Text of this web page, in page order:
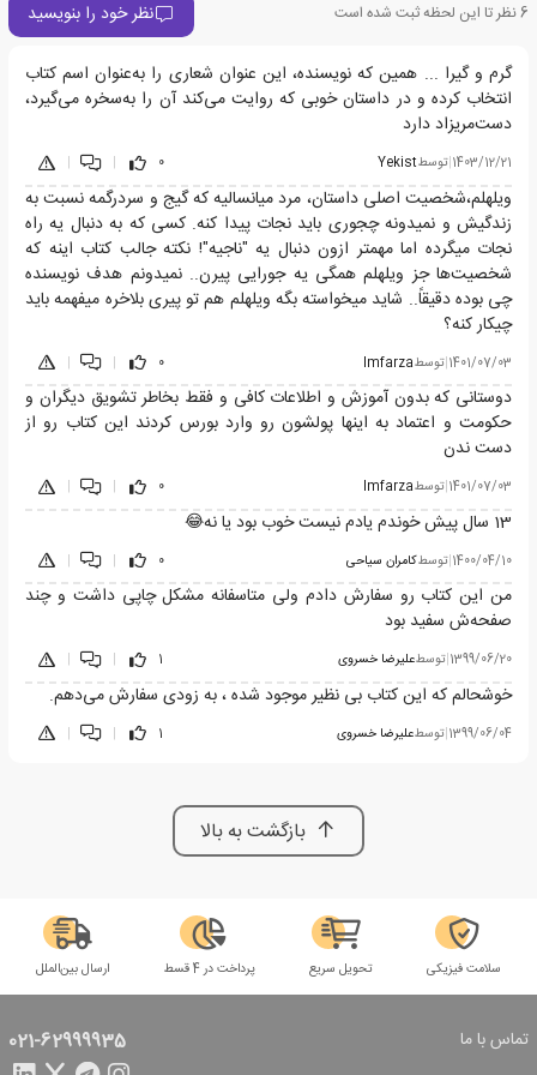
6نظر تا این لحظه ثبت شده است نظر خود را بنویسید
گرم و گیرا ... همین که نویسنده، این عنوان شعاری را به‌عنوان اسم کتاب
انتخاب کرده و در داستان خوبی که روایت می‌کند آن را به‌سخره می‌گیرد،
دست‌مریزاد دارد
1403/12/21
|توسطYekist
0
|
|
ویلهلم،شخصیت اصلی داستان، مرد میانسالیه که گیج و سردرگمه نسبت به
زندگیش و نمیدونه چجوری باید نجات پیدا کنه. کسی که به دنبال یه راه
نجات میگرده اما مهمتر ازون دنبال یه "ناجیه"! نکته جالب کتاب اینه که
شخصیت‌ها جز ویلهلم همگی یه جورایی پیرن.. نمیدونم هدف نویسنده
چی بوده دقیقاً.. شاید میخواسته بگه ویلهلم هم تو پیری بلاخره میفهمه باید
چیکار کنه؟
1401/07/03
|توسطImfarza
0
|
|
دوستانی که بدون آموزش و اطلاعات کافی و فقط بخاطر تشویق دیگران و
حکومت و اعتماد به اینها پولشون رو وارد بورس کردند این کتاب رو از
دست ندن
1401/07/03
|توسطImfarza
0
|
|
13 سال پیش خوندم یادم نیست خوب بود یا نه😂
1400/04/10
|توسطکامران سیاحی 0
|
|
من این کتاب رو سفارش دادم ولی متاسفانه مشکل چاپی داشت و چند
صفحه‌ش سفید بود
1399/06/20
|توسطعلیرضا خسروی 1
|
|
خوشحالم که این کتاب بی نظیر موجود شده ، به زودی سفارش می‌دهم.
1399/06/04
|توسطعلیرضا خسروی 1
|
|
بازگشت به بالا
سلامت فیزیکی تحویل سریع پرداخت در 4 قسط ارسال بین‌الملل
تماس با ما 021-62999935